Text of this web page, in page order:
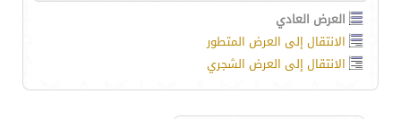
العرض العادي
الانتقال إلى العرض المتطور
الانتقال إلى العرض الشجري